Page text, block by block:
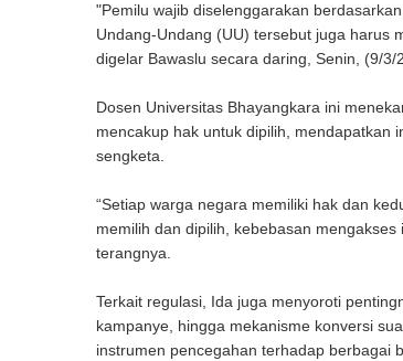
"Pemilu wajib diselenggarakan
Undang-Undang (UU) tersebut juga harus
digelar Bawaslu secara daring, Senin, (9/3/
Dosen Universitas Bhayangkara ini
mencakup hak untuk dipilih, mendapatkan
sengketa.
“Setiap warga negara memiliki hak dan
memilih dan dipilih, kebebasan
terangnya.
Terkait regulasi, Ida juga menyoroti
kampanye, hingga mekanisme konversi
instrumen pencegahan terhadap berbagai